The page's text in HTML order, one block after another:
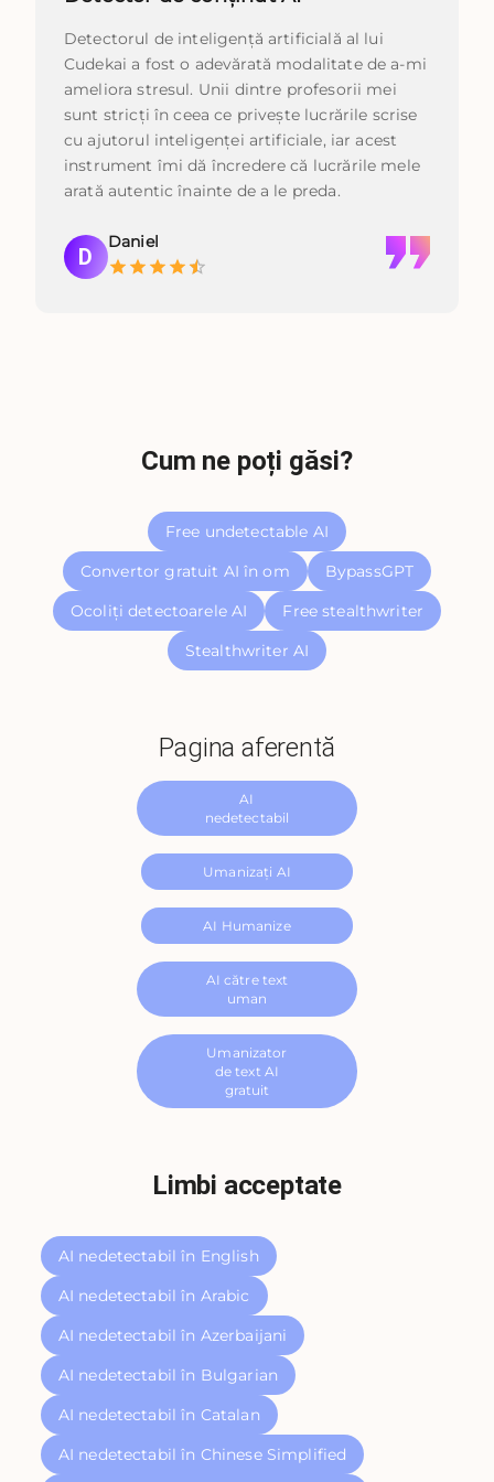
Detectorul de inteligență artificială al lui
Cudekai a fost o adevărată modalitate de a-mi
ameliora stresul. Unii dintre profesorii mei
sunt stricți în ceea ce privește lucrările scrise
cu ajutorul inteligenței artificiale, iar acest
instrument îmi dă încredere că lucrările mele
arată autentic înainte de a le preda.
D
Daniel
Cum ne poți găsi?
Free undetectable AI
Convertor gratuit AI în om
BypassGPT
Ocoliți detectoarele AI
Free stealthwriter
Stealthwriter AI
Pagina aferentă
AI
nedetectabil
Umanizați AI
AI Humanize
AI către text
uman
Umanizator
de text AI
gratuit
Limbi acceptate
AI nedetectabil în English
AI nedetectabil în Arabic
AI nedetectabil în Azerbaijani
AI nedetectabil în Bulgarian
AI nedetectabil în Catalan
AI nedetectabil în Chinese Simplified